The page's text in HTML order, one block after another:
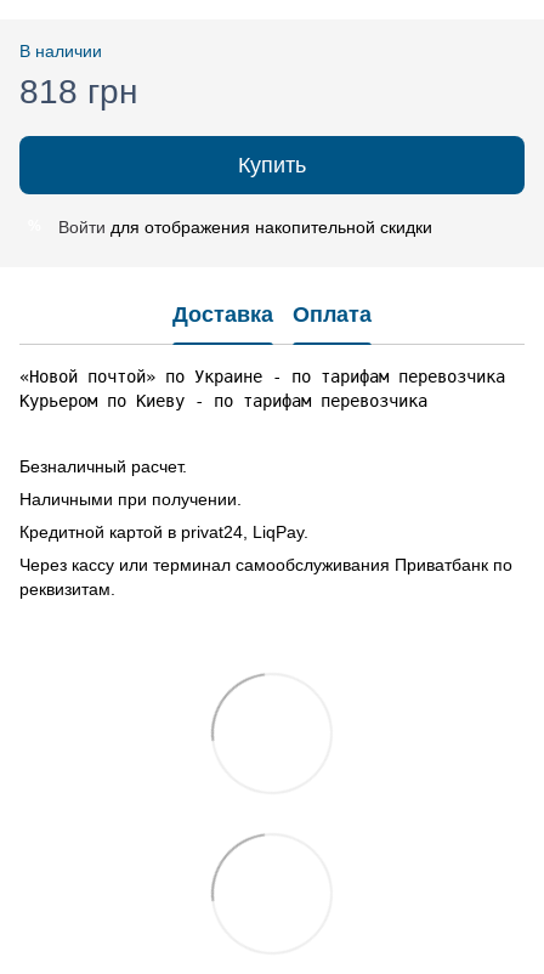
В наличии
818 грн
Купить
Войти для отображения накопительной скидки
Доставка Оплата
«Новой почтой» по Украине - по тарифам перевозчика
Курьером по Киеву - по тарифам перевозчика
Безналичный расчет.
Наличными при получении.
Кредитной картой в privat24, LiqPay.
Через кассу или терминал самообслуживания Приватбанк по
реквизитам.